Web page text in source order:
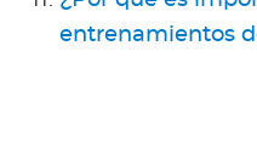
entrenamientos